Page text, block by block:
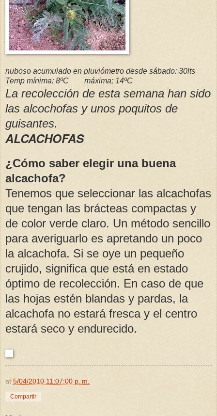
nuboso acumulado en pluviómetro desde sábado: 30lts
Temp mínima: 8ºC máxima; 14ºC
La recolección de esta semana han sido
las alcochofas y unos poquitos de
guisantes.
ALCACHOFAS
¿Cómo saber elegir una buena
alcachofa?
Tenemos que seleccionar las alcachofas
que tengan las brácteas compactas y
de color verde claro. Un método sencillo
para averiguarlo es apretando un poco
la alcachofa. Si se oye un pequeño
crujido, significa que está en estado
óptimo de recolección. En caso de que
las hojas estén blandas y pardas, la
alcachofa no estará fresca y el centro
estará seco y endurecido.
at 5/04/2010 11:07:00 p. m.
Compartir